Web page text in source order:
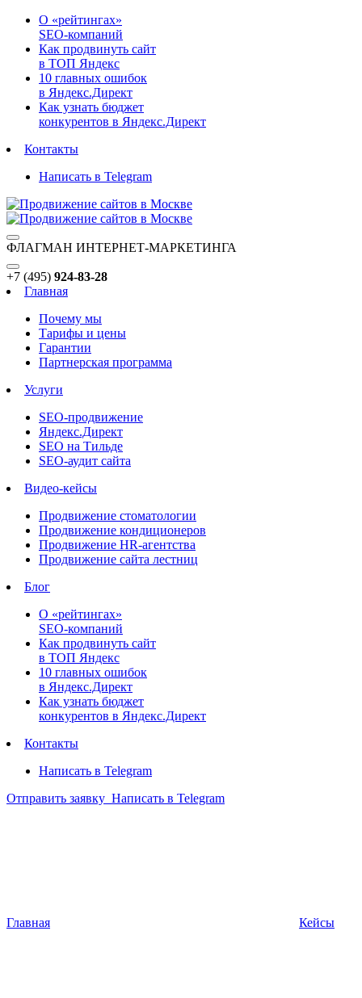
О «рейтингах»
SEO-компаний
Как продвинуть сайт
в ТОП Яндекс
10 главных ошибок
в Яндекс.Директ
Как узнать бюджет
конкурентов в Яндекс.Директ
Контакты
Написать в Telegram
ФЛАГМАН ИНТЕРНЕТ-МАРКЕТИНГА
+7 (495) 924-83-28
Главная
Почему мы
Тарифы и цены
Гарантии
Партнерская программа
Услуги
SEO-продвижение
Яндекс.Директ
SEO на Тильде
SEO-аудит сайта
Видео-кейсы
Продвижение стоматологии
Продвижение кондиционеров
Продвижение HR-агентства
Продвижение сайта лестниц
Блог
О «рейтингах»
SEO-компаний
Как продвинуть сайт
в ТОП Яндекс
10 главных ошибок
в Яндекс.Директ
Как узнать бюджет
конкурентов в Яндекс.Директ
Контакты
Написать в Telegram
Отправить заявку Написать в Telegram
Главная Кейсы